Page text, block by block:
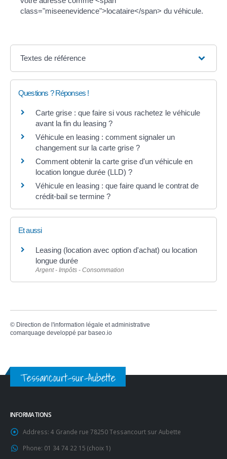
class="miseenevidence">locataire</span> du véhicule.
Textes de référence
Questions ? Réponses !
Carte grise : que faire si vous rachetez le véhicule
avant la fin du leasing ?
Véhicule en leasing : comment signaler un
changement sur la carte grise ?
Comment obtenir la carte grise d'un véhicule en
location longue durée (LLD) ?
Véhicule en leasing : que faire quand le contrat de
crédit-bail se termine ?
Et aussi
Leasing (location avec option d'achat) ou location
longue durée
Argent - Impôts - Consommation
© Direction de l'information légale et administrative
comarquage developpé par baseo.io
Tessancourt-sur-Aubette
INFORMATIONS
Address: 4 Grande rue 78250 Tessancourt sur Aubette
Phone: 01 34 74 22 15 (choix 1)